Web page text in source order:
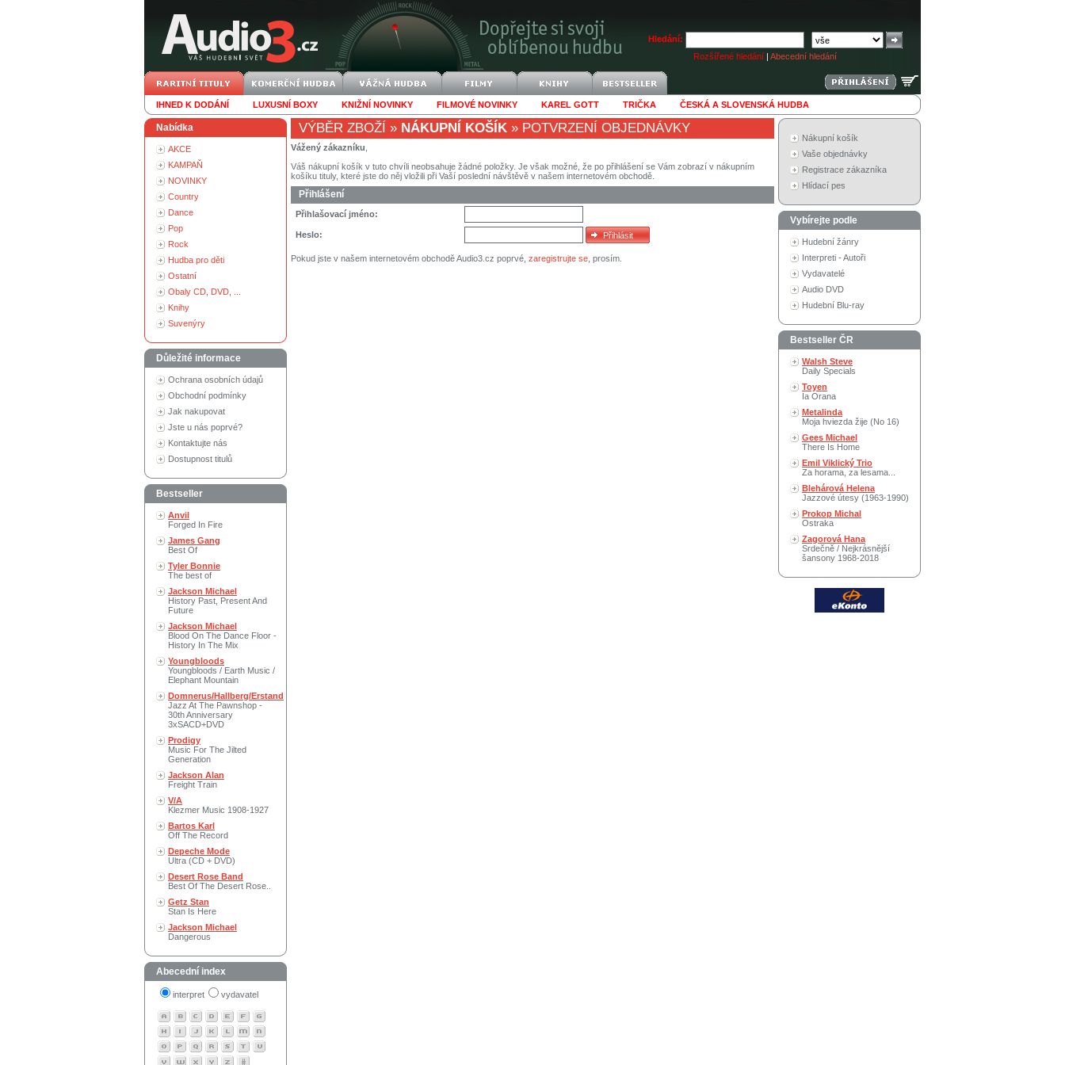
Hledání:
Rozšířené hledání | Abecední hledání
IHNED K DODÁNÍ LUXUSNÍ BOXY KNIŽNÍ NOVINKY FILMOVÉ NOVINKY KAREL GOTT TRIČKA ČESKÁ A SLOVENSKÁ HUDBA
Nabídka
AKCE
KAMPAŇ
NOVINKY
Country
Dance
Pop
Rock
Hudba pro děti
Ostatní
Obaly CD, DVD, ...
Knihy
Suvenýry
Důležité informace
Ochrana osobních údajů
Obchodní podmínky
Jak nakupovat
Jste u nás poprvé?
Kontaktujte nás
Dostupnost titulů
Bestseller
Anvil
Forged In Fire
James Gang
Best Of
Tyler Bonnie
The best of
Jackson Michael
History Past, Present And
Future
Jackson Michael
Blood On The Dance Floor -
History In The Mix
Youngbloods
Youngbloods / Earth Music /
Elephant Mountain
Domnerus/Hallberg/Erstand
Jazz At The Pawnshop -
30th Anniversary
3xSACD+DVD
Prodigy
Music For The Jilted
Generation
Jackson Alan
Freight Train
V/A
Klezmer Music 1908-1927
Bartos Karl
Off The Record
Depeche Mode
Ultra (CD + DVD)
Desert Rose Band
Best Of The Desert Rose..
Getz Stan
Stan Is Here
Jackson Michael
Dangerous
Abecední index
interpret vydavatel
VÝBĚR ZBOŽÍ » NÁKUPNÍ KOŠÍK » POTVRZENÍ OBJEDNÁVKY
Vážený zákazníku
Váš nákupní košík v tuto chvíli neobsahuje žádné položky. Je však možné, že po přihlášení se Vám zobrazí v nákupním
košíku tituly, které jste do něj vložili při Vaší poslední návštěvě v našem internetovém obchodě.
Přihlášení
Přihlašovací jméno:
Heslo:
Pokud jste v našem internetovém obchodě Audio3.cz poprvé, zaregistrujte se , prosím.
Nákupní košík
Vaše objednávky
Registrace zákazníka
Hlídací pes
Vybírejte podle
Hudební žánry
Interpreti - Autoři
Vydavatelé
Audio DVD
Hudební Blu-ray
Bestseller ČR
Walsh Steve
Daily Specials
Toyen
Ia Orana
Metalinda
Moja hviezda žije (No 16)
Gees Michael
There Is Home
Emil Viklický Trio
Za horama, za lesama...
Blehárová Helena
Jazzové útesy (1963-1990)
Prokop Michal
Ostraka
Zagorová Hana
Srdečně / Nejkrásnější
šansony 1968-2018